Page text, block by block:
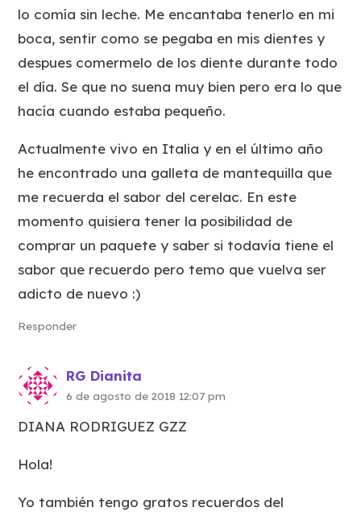
lo comía sin leche. Me encantaba tenerlo en mi
boca, sentir como se pegaba en mis dientes y
despues comermelo de los diente durante todo
el día. Se que no suena muy bien pero era lo que
hacía cuando estaba pequeño.
Actualmente vivo en Italia y en el último año
he encontrado una galleta de mantequilla que
me recuerda el sabor del cerelac. En este
momento quisiera tener la posibilidad de
comprar un paquete y saber si todavía tiene el
sabor que recuerdo pero temo que vuelva ser
adicto de nuevo :)
Responder
RG Dianita
6 de agosto de 2018 12:07 pm
DIANA RODRIGUEZ GZZ
Hola!
Yo también tengo gratos recuerdos del